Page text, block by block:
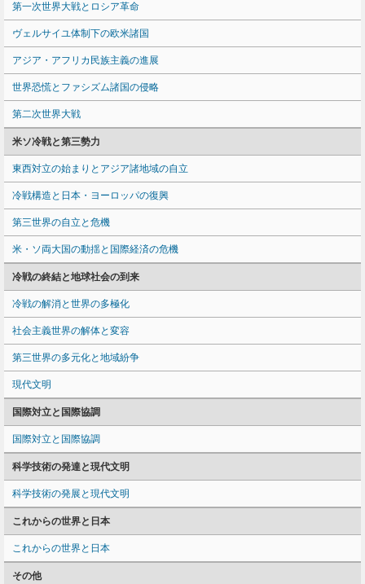
第一次世界大戦とロシア革命
ヴェルサイユ体制下の欧米諸国
アジア・アフリカ民族主義の進展
世界恐慌とファシズム諸国の侵略
第二次世界大戦
米ソ冷戦と第三勢力
東西対立の始まりとアジア諸地域の自立
冷戦構造と日本・ヨーロッパの復興
第三世界の自立と危機
米・ソ両大国の動揺と国際経済の危機
冷戦の終結と地球社会の到来
冷戦の解消と世界の多極化
社会主義世界の解体と変容
第三世界の多元化と地域紛争
現代文明
国際対立と国際協調
国際対立と国際協調
科学技術の発達と現代文明
科学技術の発展と現代文明
これからの世界と日本
これからの世界と日本
その他